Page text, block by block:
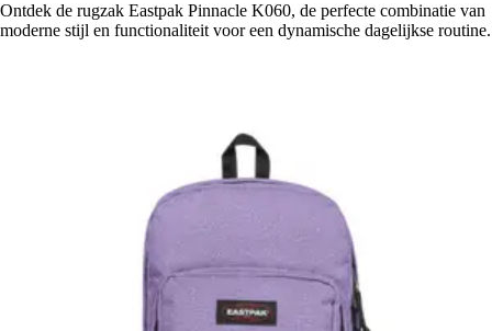
Ontdek de rugzak Eastpak Pinnacle K060, de perfecte combinatie van
moderne stijl en functionaliteit voor een dynamische dagelijkse routine.